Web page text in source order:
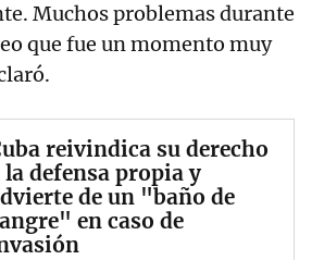
Muchos problemas durante
que fue un momento muy
reivindica su derecho
la defensa propia y
de un "baño de
en caso de